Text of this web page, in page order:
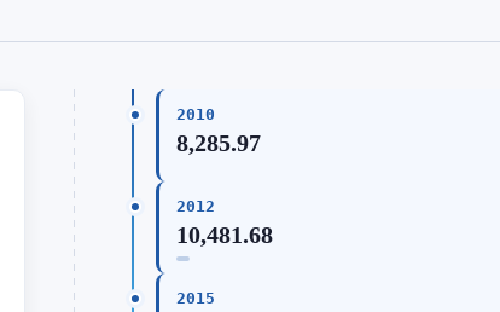
2010
8,285.97
2012
10,481.68
2015